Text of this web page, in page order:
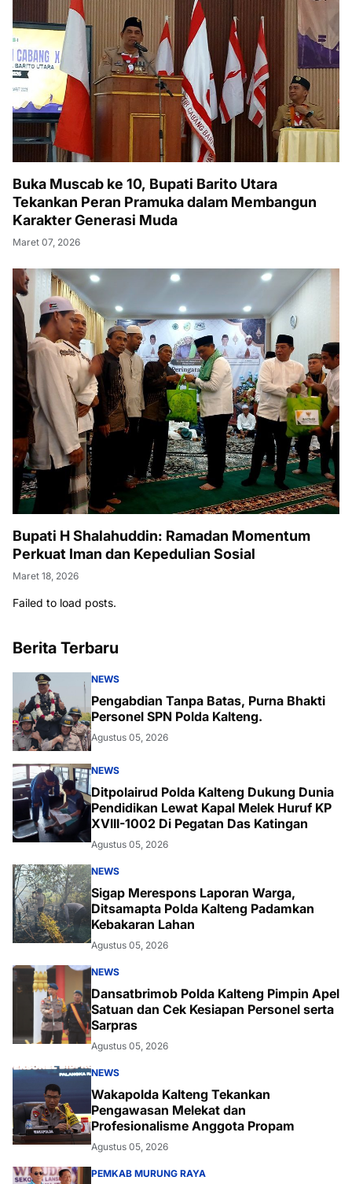
Buka Muscab ke 10, Bupati Barito Utara
Tekankan Peran Pramuka dalam Membangun
Karakter Generasi Muda
Maret 07, 2026
Bupati H Shalahuddin: Ramadan Momentum
Perkuat Iman dan Kepedulian Sosial
Maret 18, 2026
Failed to load posts.
Berita Terbaru
NEWS
Pengabdian Tanpa Batas, Purna Bhakti
Personel SPN Polda Kalteng.
Agustus 05, 2026
NEWS
Ditpolairud Polda Kalteng Dukung Dunia
Pendidikan Lewat Kapal Melek Huruf KP
XVIII-1002 Di Pegatan Das Katingan
Agustus 05, 2026
NEWS
Sigap Merespons Laporan Warga,
Ditsamapta Polda Kalteng Padamkan
Kebakaran Lahan
Agustus 05, 2026
NEWS
Dansatbrimob Polda Kalteng Pimpin Apel
Satuan dan Cek Kesiapan Personel serta
Sarpras
Agustus 05, 2026
NEWS
Wakapolda Kalteng Tekankan
Pengawasan Melekat dan
Profesionalisme Anggota Propam
Agustus 05, 2026
PEMKAB MURUNG RAYA